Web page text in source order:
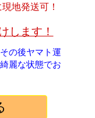
地発送可！
します！
の後ヤマト運
麗な状態でお